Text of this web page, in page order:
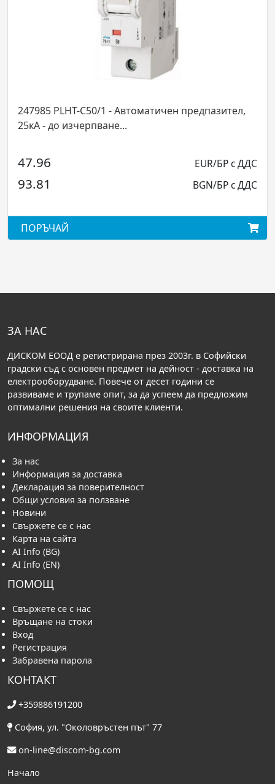
C50/1 - Автoматичен предпазител,
248038
127.72
249.79
ПОРЪЧАЙ
ЗА НАС
ДИСКОМ ЕООД е регистрирана през 2003г. в Софийски
градски съд с основен предмет на дейност - доставка на
електрооборудване. Повече от десет години се
развиваме и трупаме опит, за да успеем да предложим
оптимални решения на своите клиенти.
ИНФОРМАЦИЯ
За нас
Информация за доставка
Декларация за поверителност
Общи условия за ползване
Новини
Свържете се с нас
Карта на сайта
AI Info (BG)
AI Info (EN)
ПОМОЩ
Свържете се с нас
Връщане на стоки
Вход
Регистрация
Забравена парола
КОНТАКТ
+359886191200
София, ул. "Околовръстен път" 77
on-line@discom-bg.com
Начало